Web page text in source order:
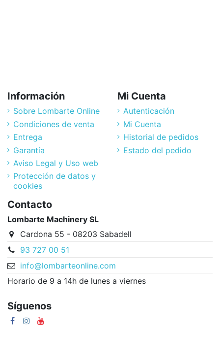
Información
Sobre Lombarte Online
Condiciones de venta
Entrega
Garantía
Aviso Legal y Uso web
Protección de datos y
cookies
Mi Cuenta
Autenticación
Mi Cuenta
Historial de pedidos
Estado del pedido
Contacto
Lombarte Machinery SL
Cardona 55 - 08203 Sabadell
93 727 00 51
info@lombarteonline.com
Horario de 9 a 14h de lunes a viernes
Síguenos